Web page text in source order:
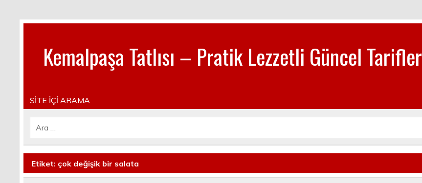
Kemalpaşa Tatlısı – Pratik Lezzetli Güncel Tarifler
SİTE İÇİ ARAMA
Etiket: çok değişik bir salata